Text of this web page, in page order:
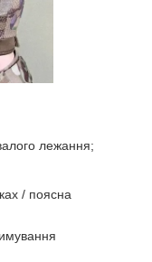
лежання;
/ поясна